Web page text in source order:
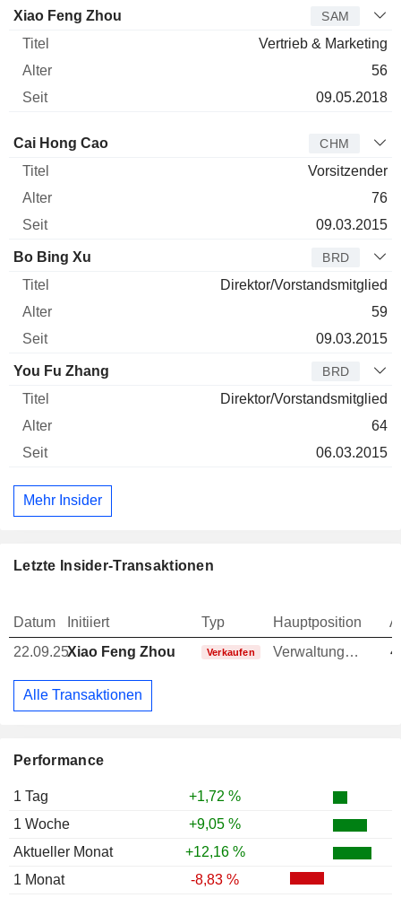
Performance
1 Tag
+1,72 %
1 Woche
+9,05 %
Aktueller Monat
+12,16 %
1 Monat
-8,83 %
Xiao Feng Zhou SAM
Vertrieb & Marketing
56
09.05.2018
Verwaltungsratsmitglied
Cai Hong Cao CHM
Vorsitzender
76
09.03.2015
Bo Bing Xu BRD
Direktor/Vorstandsmitglied
59
09.03.2015
You Fu Zhang BRD
Direktor/Vorstandsmitglied
64
06.03.2015
Mehr Insider
Letzte Insider-Transaktionen
Datum Initiiert Typ Hauptposition
22.09.25Xiao Feng Zhou Verkaufen Verwaltungsratsmitglied
Alle Transaktionen